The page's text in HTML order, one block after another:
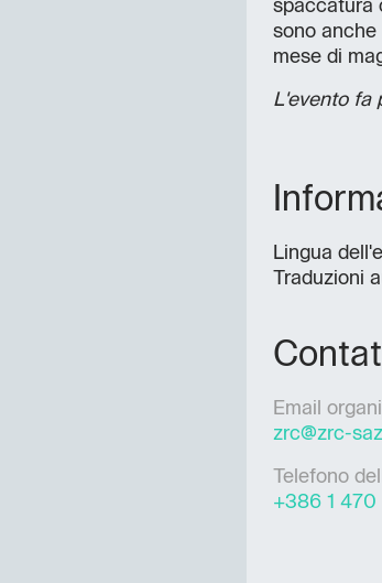
spaccatura
sono anche
mese di
L'evento fa
Lingua
Traduzioni
Email
zrc@zrc-
Telefono
+386 1 470